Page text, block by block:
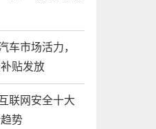
车市场活力，
贴发放
联网安全十大
势